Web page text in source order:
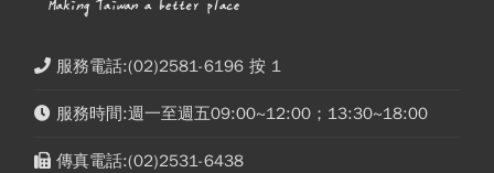
服務電話:(02)2581-6196 按 1
服務時間:週一至週五09:00~12:00；13:30~18:00
傳真電話:(02)2531-6438